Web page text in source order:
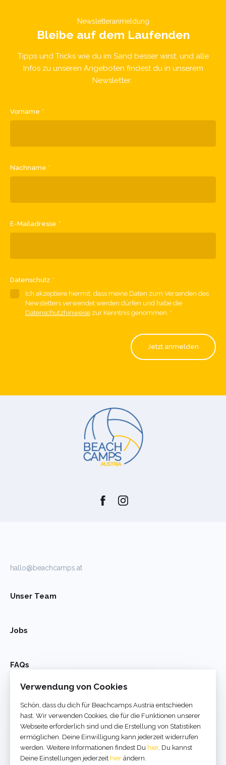
Newsletteranmeldung
Bleibe auf dem Laufenden
Tipps und Tricks wie du im Sand besser wirst, und alle
Infos zu unseren Angeboten findest du in unserem
Newsletter.
Vorname *
Nachname *
E-Mailadresse *
Datenschutz *
Ich akzeptiere hiermit, dass meine Daten zum Versenden des
Newsletters verwendet werden dürfen und habe die
Datenschutzhinweise zur Kenntnis genommen. *
Jetzt anmelden
hallo@beachcamps.at
Unser Team
Jobs
FAQs
Verwendung von Cookies
Schön, dass du dich für Beachcamps Austria entschieden
hast. Wir verwenden Cookies, die für die Funktionen unserer
Webseite erforderlich sind und die Erstellung von Statistiken
ermöglichen. Deine Einwilligung kann jederzeit widerrufen
werden. Weitere Informationen findest Du hier. Du kannst
Deine Einstellungen jederzeit hier ändern.